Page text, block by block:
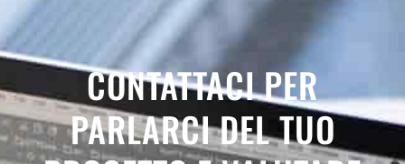
CONTATTACI PER
PARLARCI DEL TUO